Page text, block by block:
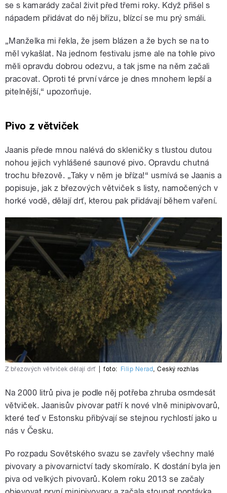
se s kamarády začal živit před třemi roky. Když přišel s
nápadem přidávat do něj břízu, blízcí se mu prý smáli.
„Manželka mi řekla, že jsem blázen a že bych se na to
měl vykašlat. Na jednom festivalu jsme ale na tohle pivo
měli opravdu dobrou odezvu, a tak jsme na něm začali
pracovat. Oproti té první várce je dnes mnohem lepší a
pitelnější,“ upozorňuje.
Pivo z větviček
Jaanis přede mnou nalévá do skleničky s tlustou dutou
nohou jejich vyhlášené saunové pivo. Opravdu chutná
trochu březově. „Taky v něm je bříza!“ usmívá se Jaanis a
popisuje, jak z březových větviček s listy, namočených v
horké vodě, dělají drť, kterou pak přidávají během vaření.
Z březových větviček dělají drť foto: Filip Nerad ,Český rozhlas
Na 2000 litrů piva je podle něj potřeba zhruba osmdesát
větviček. Jaanisův pivovar patří k nové vlně minipivovarů,
které teď v Estonsku přibývají se stejnou rychlostí jako u
nás v Česku.
Po rozpadu Sovětského svazu se zavřely všechny malé
pivovary a pivovarnictví tady skomíralo. K dostání byla jen
piva od velkých pivovarů. Kolem roku 2013 se začaly